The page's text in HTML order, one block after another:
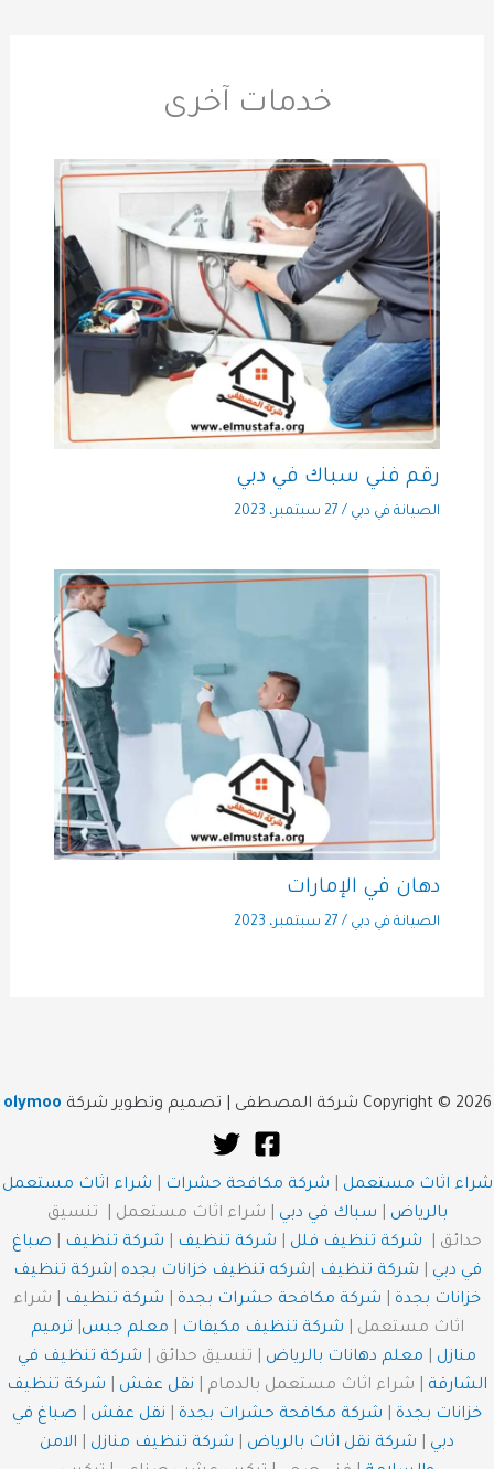
خدمات آخرى
رقم فني سباك في دبي
الصيانة في دبي / 27 سبتمبر، 2023
دهان في الإمارات
الصيانة في دبي / 27 سبتمبر، 2023
Copyright © 2026 شركة المصطفى | تصميم وتطوير شركة olymoo
شراء اثاث مستعمل شركة مكافحة حشرات
شراء اثاث مستعمل
بالرياض
سباك في دبي | شراء اثاث مستعمل | تنسيق
حدائق | شركة تنظيف فلل شركة تنظيف شركة تنظيف
صباغ
في دبي
شركة تنظيف شركه تنظيف خزانات بجده
شركة تنظيف
خزانات بجدة
شركة مكافحة حشرات بجدة شركة تنظيف
| شراء
اثاث مستعمل | شركة تنظيف مكيفات معلم جبس
ترميم
منازل
معلم دهانات بالرياض | تنسيق حدائق | شركة تنظيف في
الشارقة | شراء اثاث مستعمل بالدمام | نقل عفش
شركة تنظيف
خزانات بجدة
شركة مكافحة حشرات بجدة نقل عفش
صباغ في
دبي
شركة نقل اثاث بالرياض شركة تنظيف منازل
الامن